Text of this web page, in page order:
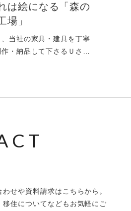
は絵になる「森の
場」
当社の家具・建具を丁寧
・納品して下さるＵさん
せや資料請求はこちらから。
住についてなどもお気軽にご